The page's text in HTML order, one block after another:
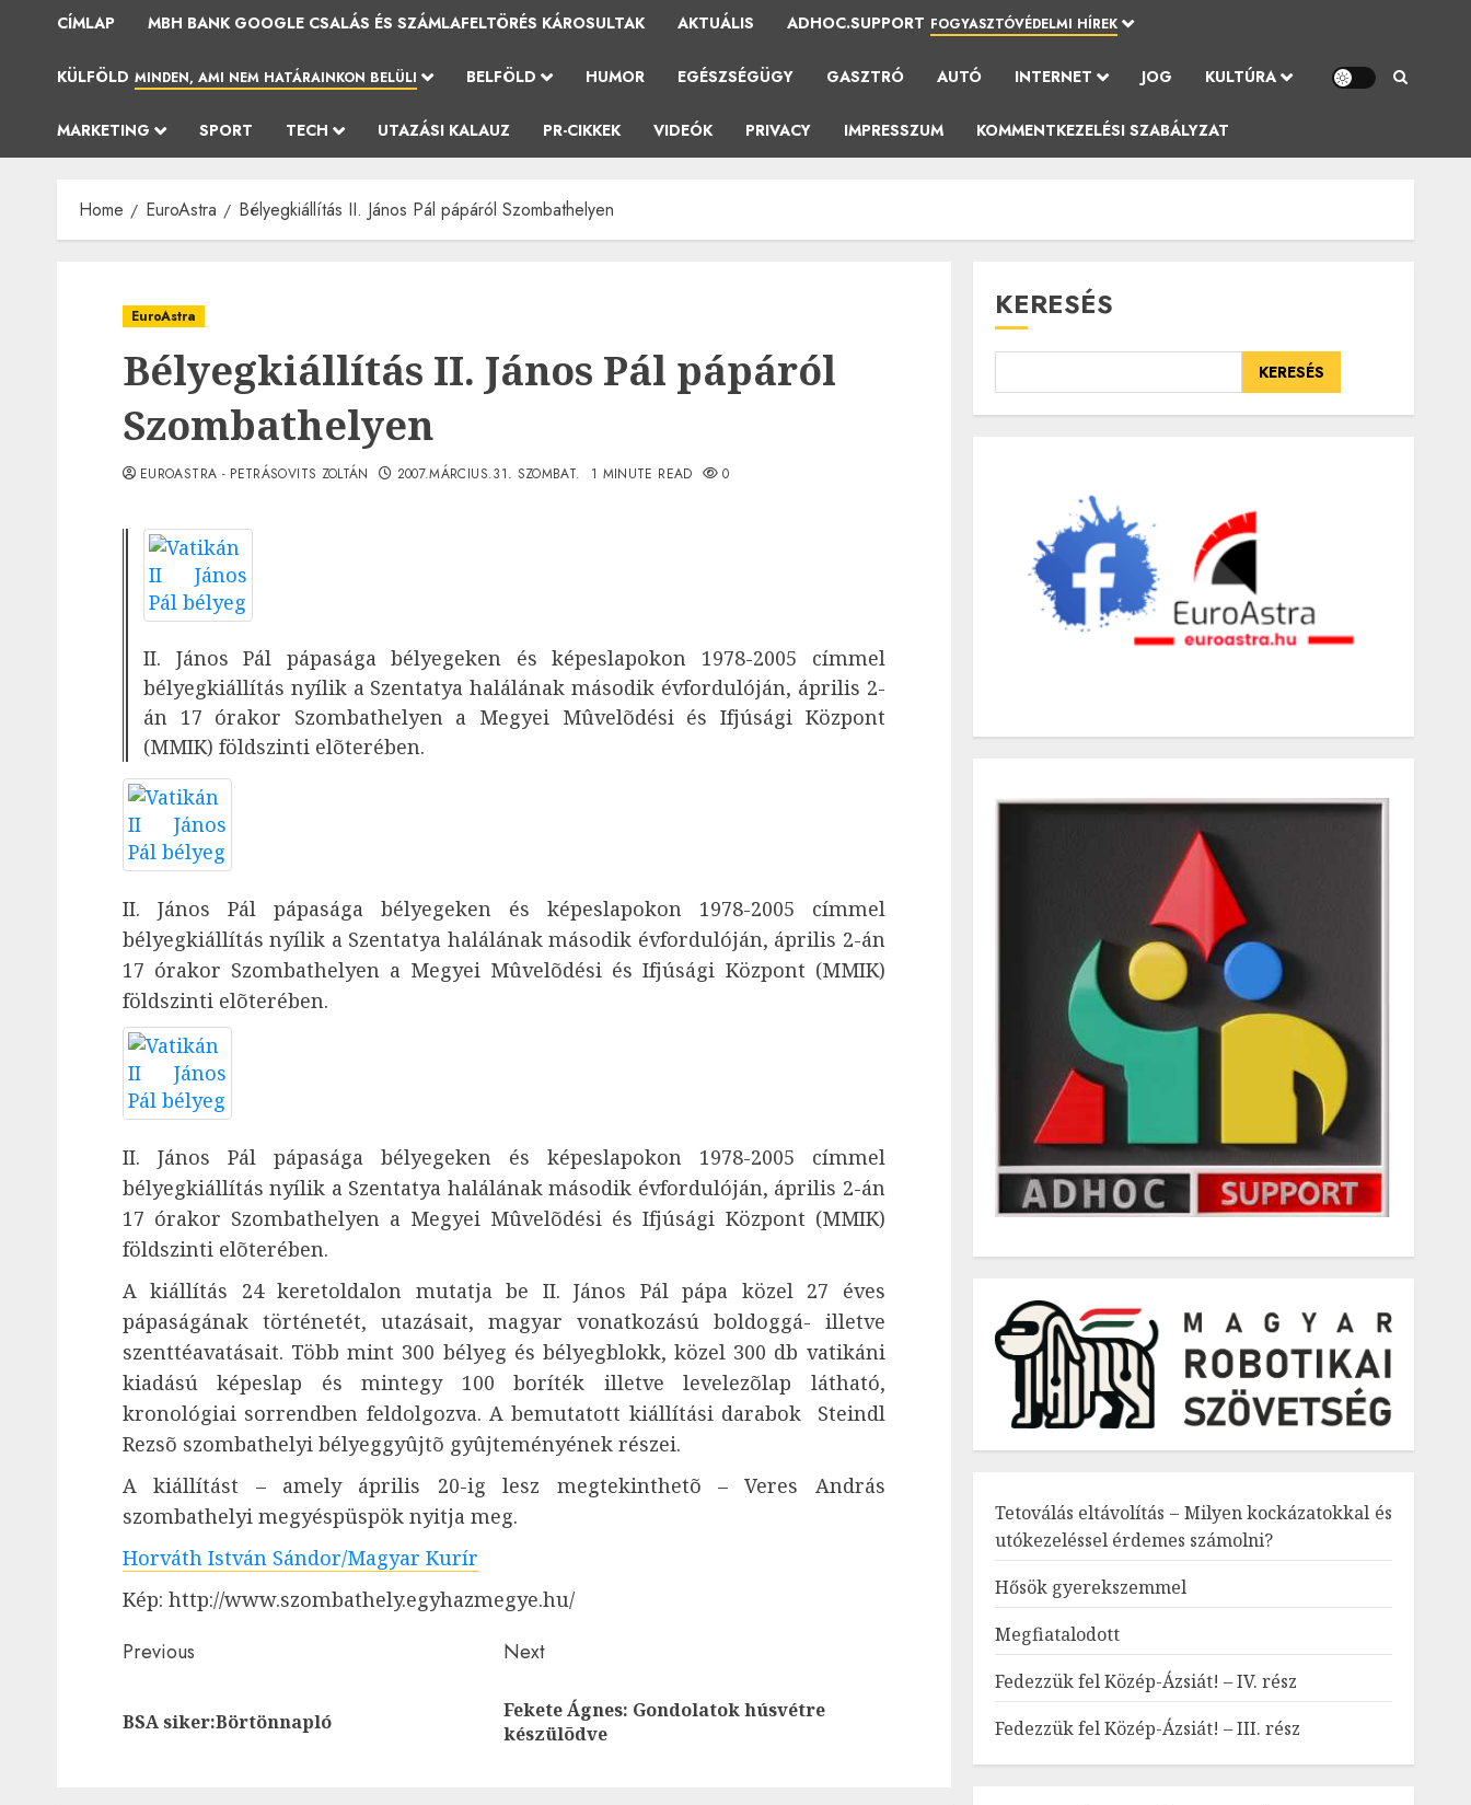
CÍMLAP MBH BANK GOOGLE CSALÁS ÉS SZÁMLAFELTÖRÉS KÁROSULTAK AKTUÁLIS ADHOC.SUPPORT FOGYASZTÓVÉDELMI HÍREK
KÜLFÖLD MINDEN, AMI NEM HATÁRAINKON BELÜLI BELFÖLD HUMOR EGÉSZSÉGÜGY GASZTRÓ AUTÓ INTERNET JOG KULTÚRA
MARKETING SPORT TECH UTAZÁSI KALAUZ PR-CIKKEK VIDEÓK PRIVACY IMPRESSZUM KOMMENTKEZELÉSI SZABÁLYZAT
Home EuroAstra Bélyegkiállítás II. János Pál pápáról Szombathelyen
EuroAstra
Bélyegkiállítás II. János Pál pápáról
Szombathelyen
EUROASTRA - PETRÁSOVITS ZOLTÁN 2007.MÁRCIUS.31. SZOMBAT. 1 MINUTE READ 0
II. János Pál pápasága bélyegeken és képeslapokon 1978-2005 címmel
bélyegkiállítás nyílik a Szentatya halálának második évfordulóján, április 2-
án 17 órakor Szombathelyen a Megyei Mûvelõdési és Ifjúsági Központ
(MMIK) földszinti elõterében.
II. János Pál pápasága bélyegeken és képeslapokon 1978-2005 címmel
bélyegkiállítás nyílik a Szentatya halálának második évfordulóján, április 2-án
17 órakor Szombathelyen a Megyei Mûvelõdési és Ifjúsági Központ (MMIK)
földszinti elõterében.
II. János Pál pápasága bélyegeken és képeslapokon 1978-2005 címmel
bélyegkiállítás nyílik a Szentatya halálának második évfordulóján, április 2-án
17 órakor Szombathelyen a Megyei Mûvelõdési és Ifjúsági Központ (MMIK)
földszinti elõterében.
A kiállítás 24 keretoldalon mutatja be II. János Pál pápa közel 27 éves
pápaságának történetét, utazásait, magyar vonatkozású boldoggá- illetve
szenttéavatásait. Több mint 300 bélyeg és bélyegblokk, közel 300 db vatikáni
kiadású képeslap és mintegy 100 boríték illetve levelezõlap látható,
kronológiai sorrendben feldolgozva. A bemutatott kiállítási darabok Steindl
Rezsõ szombathelyi bélyeggyûjtõ gyûjteményének részei.
A kiállítást – amely április 20-ig lesz megtekinthetõ – Veres András
szombathelyi megyéspüspök nyitja meg.
Horváth István Sándor/Magyar Kurír
Kép: http://www.szombathely.egyhazmegye.hu/
Post
navigation
Previous
Previous
post:
BSA siker:Börtönnapló
Next
Next
post:
Fekete Ágnes: Gondolatok húsvétre
készülõdve
KERESÉS
KERESÉS
Tetoválás eltávolítás – Milyen kockázatokkal és
utókezeléssel érdemes számolni?
Hősök gyerekszemmel
Megfiatalodott
Fedezzük fel Közép-Ázsiát! – IV. rész
Fedezzük fel Közép-Ázsiát! – III. rész